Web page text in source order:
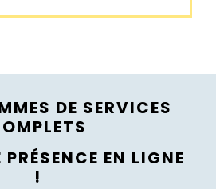
DE SERVICES
EN LIGNE
!